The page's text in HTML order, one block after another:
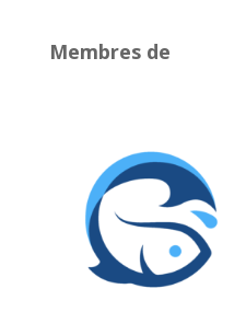
Membres de